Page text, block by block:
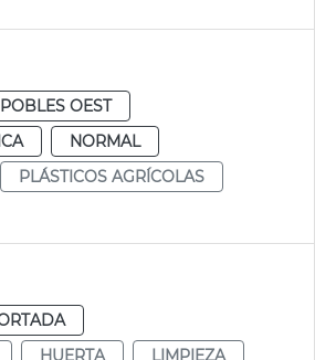
POBLES OEST
NORMAL
PLÁSTICOS AGRÍCOLAS
HUERTA
LIMPIEZA